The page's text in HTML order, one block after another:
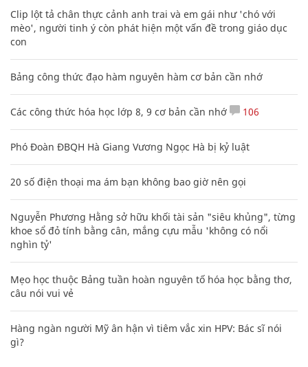
Clip lột tả chân thực cảnh anh trai và em gái như 'chó với
mèo', người tinh ý còn phát hiện một vấn đề trong giáo dục
con
Bảng công thức đạo hàm nguyên hàm cơ bản cần nhớ
Các công thức hóa học lớp 8, 9 cơ bản cần nhớ 106
Phó Đoàn ĐBQH Hà Giang Vương Ngọc Hà bị kỷ luật
20 số điện thoại ma ám bạn không bao giờ nên gọi
Nguyễn Phương Hằng sở hữu khối tài sản "siêu khủng", từng
khoe sổ đỏ tính bằng cân, mắng cựu mẫu 'không có nổi
nghìn tỷ'
Mẹo học thuộc Bảng tuần hoàn nguyên tố hóa học bằng thơ,
câu nói vui vẻ
Hàng ngàn người Mỹ ân hận vì tiêm vắc xin HPV: Bác sĩ nói
gì?